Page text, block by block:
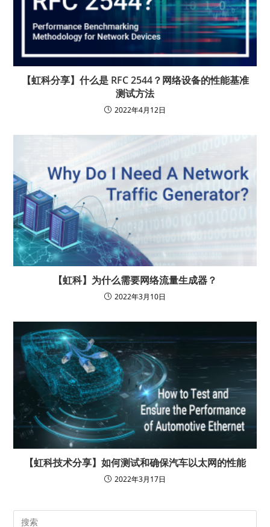
【虹科分享】什么是 RFC 2544？网络设备的性能基准
测试方法
2022年4月12日
【虹科】为什么需要网络流量生成器？
2022年3月10日
【虹科技术分享】如何测试和确保汽车以太网的性能
2022年3月17日